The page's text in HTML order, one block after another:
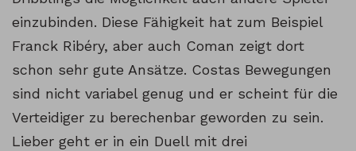
einzubinden. Diese Fähigkeit hat zum Beispiel
Franck Ribéry, aber auch Coman zeigt dort
schon sehr gute Ansätze. Costas Bewegungen
sind nicht variabel genug und er scheint für die
Verteidiger zu berechenbar geworden zu sein.
Lieber geht er in ein Duell mit drei